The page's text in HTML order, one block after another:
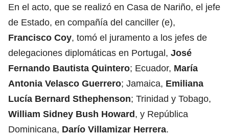
En el acto, que se realizó en Casa de Nariño, el jefe
de Estado, en compañía del canciller (e),
Francisco Coy, tomó el juramento a los jefes de
delegaciones diplomáticas en Portugal, José
Fernando Bautista Quintero; Ecuador, María
Antonia Velasco Guerrero; Jamaica, Emiliana
Lucía Bernard Sthephenson; Trinidad y Tobago,
William Sidney Bush Howard, y República
Dominicana, Darío Villamizar Herrera.